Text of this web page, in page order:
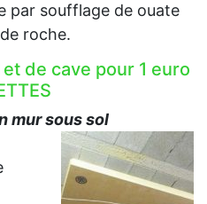
par soufflage de ouate
roche.
de cave pour 1 euro
mur sous sol